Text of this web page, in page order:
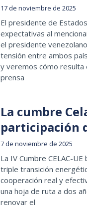
17 de noviembre de 2025
El presidente de
expectativas al
el presidente
tensión entre ambos
y veremos cómo resulta
prensa
La cumbre
participación
7 de noviembre de 2025
La IV Cumbre CELAC-
triple transición
cooperación real y
una hoja de ruta a dos
renovar el